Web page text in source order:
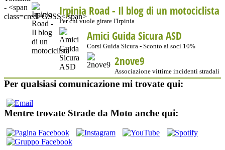
Irpinia Road - Il blog di un motociclista
Per chi vuole girare l'Irpinia
Amici Guida Sicura ASD
Corsi Guida Sicura - Sconto ai soci 10%
2nove9
Associazione vittime incidenti stradali
Per qualsiasi comunicazione mi trovate qui:
Mentre trovate Strade da Moto anche qui: